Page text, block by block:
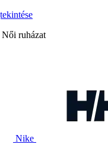
Női ruházat
Nike